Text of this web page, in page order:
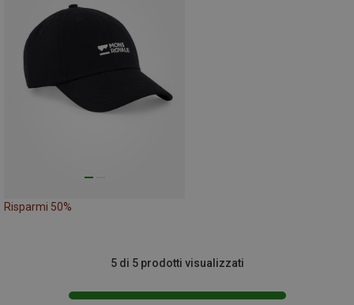
Risparmi 50%
5 di 5 prodotti visualizzati